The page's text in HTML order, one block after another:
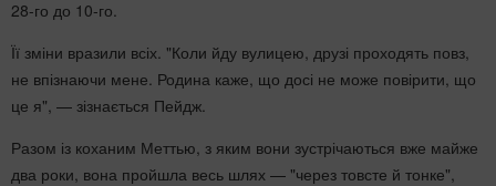
28-го до 10-го.
Її зміни вразили всіх. "Коли йду вулицею, друзі проходять повз,
не впізнаючи мене. Родина каже, що досі не може повірити, що
це я", — зізнається Пейдж.
Разом із коханим Меттью, з яким вони зустрічаються вже майже
два роки, вона пройшла весь шлях — "через товсте й тонке",